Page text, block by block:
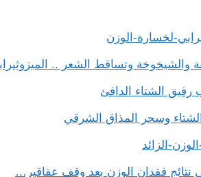
والشيخوخة وتساقط الشعر ..
وسحر المذاق الشرقي
فقدان الوزن بعد وقف عقاقير…